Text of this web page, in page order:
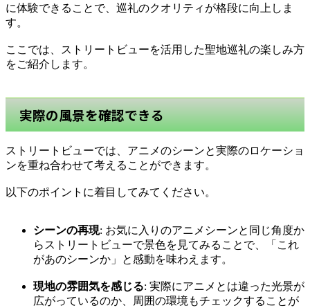
に体験できることで、巡礼のクオリティが格段に向上しま
す。
ここでは、ストリートビューを活用した聖地巡礼の楽しみ方
をご紹介します。
実際の風景を確認できる
ストリートビューでは、アニメのシーンと実際のロケーショ
ンを重ね合わせて考えることができます。
以下のポイントに着目してみてください。
シーンの再現: お気に入りのアニメシーンと同じ角度か
らストリートビューで景色を見てみることで、「これ
があのシーンか」と感動を味わえます。
現地の雰囲気を感じる: 実際にアニメとは違った光景が
広がっているのか、周囲の環境もチェックすることが